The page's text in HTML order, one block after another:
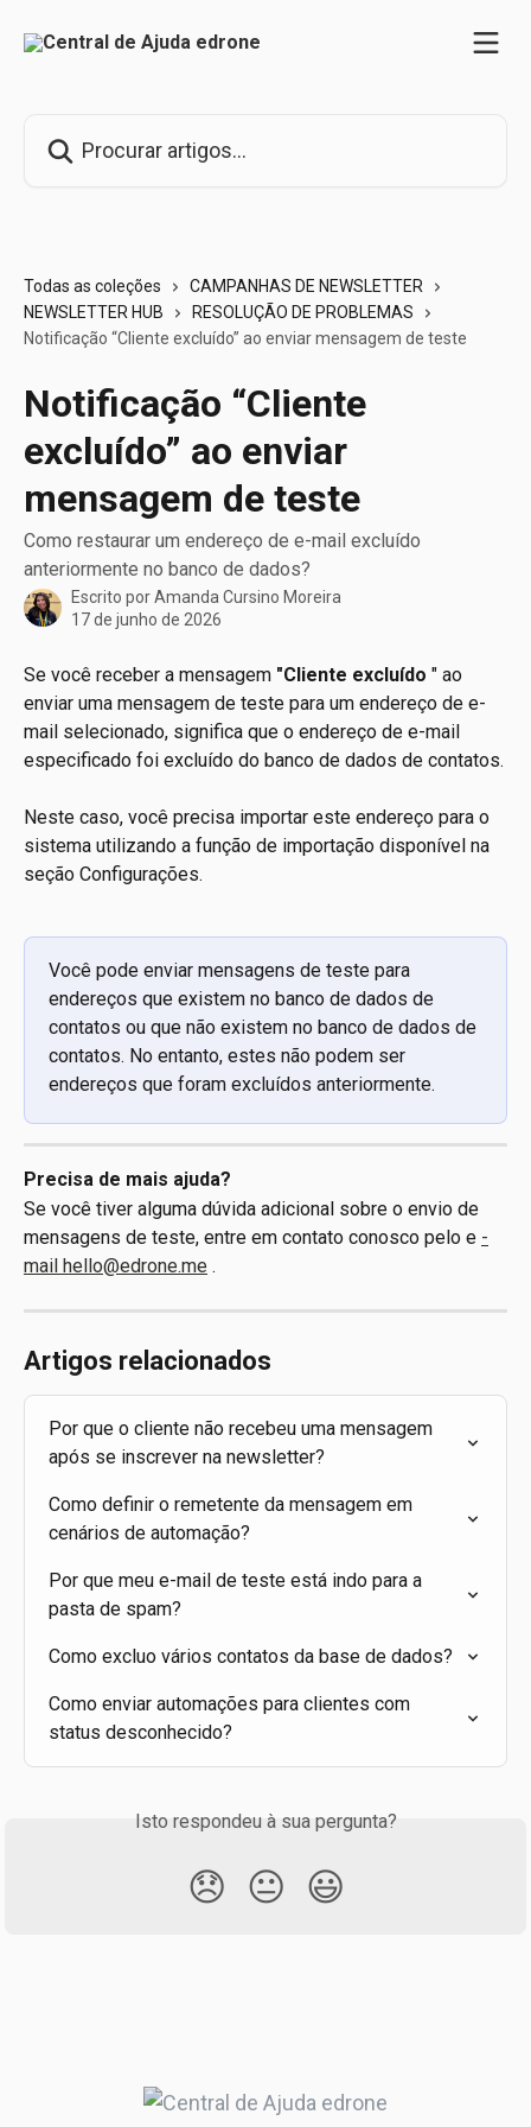
Todas as coleções
CAMPANHAS DE NEWSLETTER
NEWSLETTER HUB
RESOLUÇÃO DE PROBLEMAS
Notificação “Cliente excluído” ao enviar mensagem de teste
Notificação “Cliente
excluído” ao enviar
mensagem de teste
Como restaurar um endereço de e-mail excluído
anteriormente no banco de dados?
Escrito porAmanda Cursino Moreira
17 de junho de 2026
Se você receber a mensagem "Cliente excluído " ao
enviar uma mensagem de teste para um endereço de e-
mail selecionado, significa que o endereço de e-mail
especificado foi excluído do banco de dados de contatos.
Neste caso, você precisa importar este endereço para o
sistema utilizando a função de importação disponível na
seção Configurações.
Você pode enviar mensagens de teste para
endereços que existem no banco de dados de
contatos ou que não existem no banco de dados de
contatos. No entanto, estes não podem ser
endereços que foram excluídos anteriormente.
Precisa de mais ajuda?
Se você tiver alguma dúvida adicional sobre o envio de
mensagens de teste, entre em contato conosco pelo e -
mail hello@edrone.me .
Artigos relacionados
Por que o cliente não recebeu uma mensagem
após se inscrever na newsletter?
Como definir o remetente da mensagem em
cenários de automação?
Por que meu e-mail de teste está indo para a
pasta de spam?
Como excluo vários contatos da base de dados?
Como enviar automações para clientes com
status desconhecido?
Isto respondeu à sua pergunta?
😞 😐 😃